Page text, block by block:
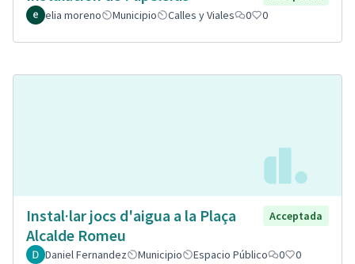
elia moreno
Municipio Calles y Viales 0 0
Instal·lar jocs d'aigua a la Plaça
Alcalde Romeu
Acceptada
Daniel Fernandez Municipio Espacio Público 0 0